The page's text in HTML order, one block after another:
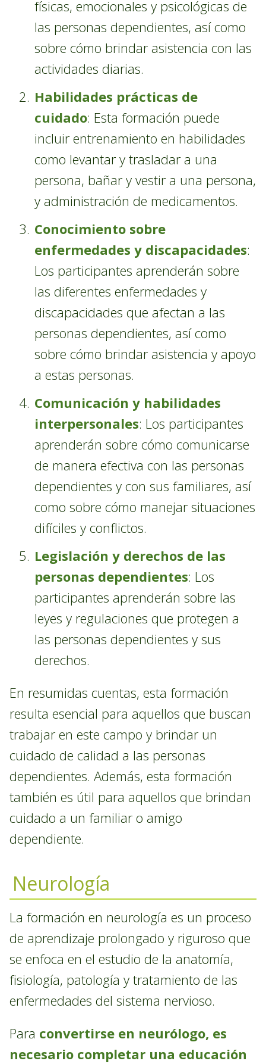
físicas, emocionales y psicológicas de
las personas dependientes, así como
sobre cómo brindar asistencia con las
actividades diarias.
Habilidades prácticas de
cuidado: Esta formación puede
incluir entrenamiento en habilidades
como levantar y trasladar a una
persona, bañar y vestir a una persona,
y administración de medicamentos.
Conocimiento sobre
enfermedades y discapacidades:
Los participantes aprenderán sobre
las diferentes enfermedades y
discapacidades que afectan a las
personas dependientes, así como
sobre cómo brindar asistencia y apoyo
a estas personas.
Comunicación y habilidades
interpersonales: Los participantes
aprenderán sobre cómo comunicarse
de manera efectiva con las personas
dependientes y con sus familiares, así
como sobre cómo manejar situaciones
difíciles y conflictos.
Legislación y derechos de las
personas dependientes: Los
participantes aprenderán sobre las
leyes y regulaciones que protegen a
las personas dependientes y sus
derechos.
En resumidas cuentas, esta formación
resulta esencial para aquellos que buscan
trabajar en este campo y brindar un
cuidado de calidad a las personas
dependientes. Además, esta formación
también es útil para aquellos que brindan
cuidado a un familiar o amigo
dependiente.
Neurología
La formación en neurología es un proceso
de aprendizaje prolongado y riguroso que
se enfoca en el estudio de la anatomía,
fisiología, patología y tratamiento de las
enfermedades del sistema nervioso.
Para convertirse en neurólogo, es
necesario completar una educación